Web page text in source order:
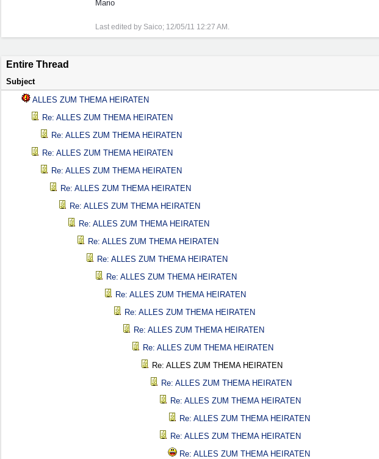
Mario
Last edited by Saico; 12/05/11 12:27 AM .
Entire Thread
Subject
ALLES ZUM THEMA HEIRATEN
Re: ALLES ZUM THEMA HEIRATEN
Re: ALLES ZUM THEMA HEIRATEN
Re: ALLES ZUM THEMA HEIRATEN
Re: ALLES ZUM THEMA HEIRATEN
Re: ALLES ZUM THEMA HEIRATEN
Re: ALLES ZUM THEMA HEIRATEN
Re: ALLES ZUM THEMA HEIRATEN
Re: ALLES ZUM THEMA HEIRATEN
Re: ALLES ZUM THEMA HEIRATEN
Re: ALLES ZUM THEMA HEIRATEN
Re: ALLES ZUM THEMA HEIRATEN
Re: ALLES ZUM THEMA HEIRATEN
Re: ALLES ZUM THEMA HEIRATEN
Re: ALLES ZUM THEMA HEIRATEN
Re: ALLES ZUM THEMA HEIRATEN
Re: ALLES ZUM THEMA HEIRATEN
Re: ALLES ZUM THEMA HEIRATEN
Re: ALLES ZUM THEMA HEIRATEN
Re: ALLES ZUM THEMA HEIRATEN
Re: ALLES ZUM THEMA HEIRATEN